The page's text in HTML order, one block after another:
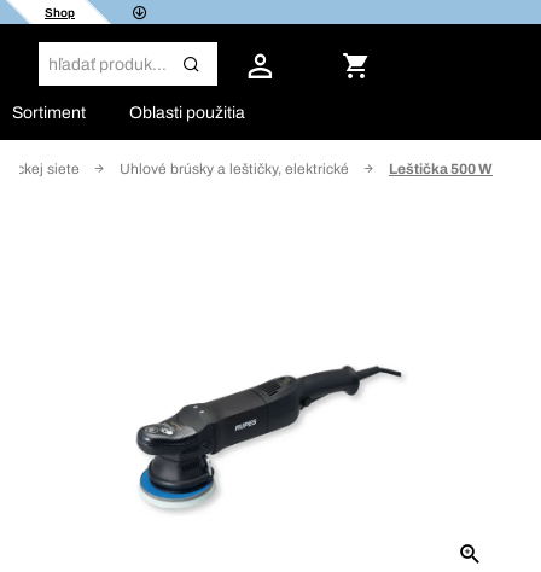
Shop
Sortiment Oblasti použitia
siete Uhlové brúsky a leštičky, elektrické Leštička 500 W